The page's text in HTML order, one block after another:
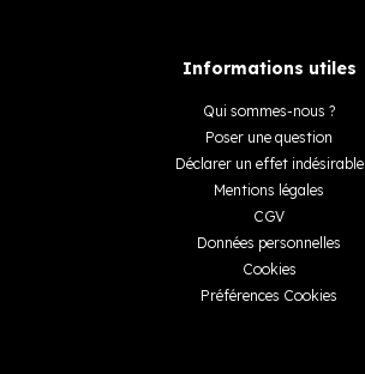
Informations utiles
Qui sommes-nous ?
Poser une question
Déclarer un effet indésirable
Mentions légales
CGV
Données personnelles
Cookies
Préférences Cookies